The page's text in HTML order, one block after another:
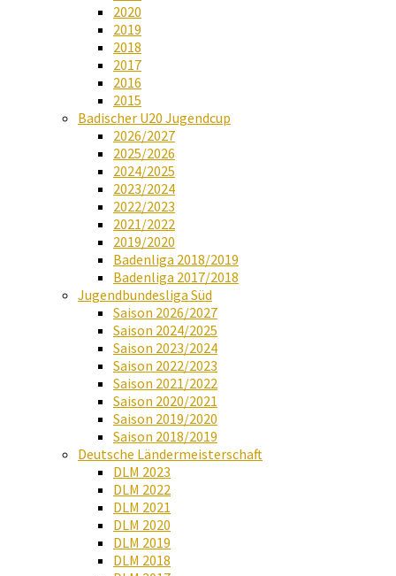
2020
2019
2018
2017
2016
2015
Badischer U20 Jugendcup
2026/2027
2025/2026
2024/2025
2023/2024
2022/2023
2021/2022
2019/2020
Badenliga 2018/2019
Badenliga 2017/2018
Jugendbundesliga Süd
Saison 2026/2027
Saison 2024/2025
Saison 2023/2024
Saison 2022/2023
Saison 2021/2022
Saison 2020/2021
Saison 2019/2020
Saison 2018/2019
Deutsche Ländermeisterschaft
DLM 2023
DLM 2022
DLM 2021
DLM 2020
DLM 2019
DLM 2018